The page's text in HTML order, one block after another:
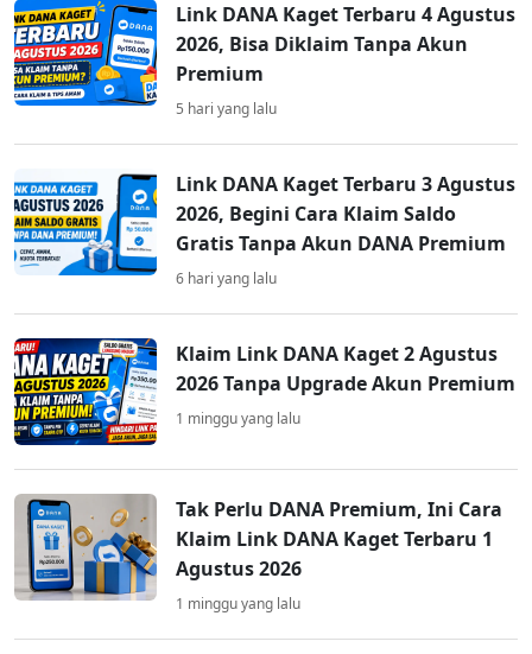
Link DANA Kaget Terbaru 4 Agustus
2026, Bisa Diklaim Tanpa Akun
Premium
5 hari yang lalu
Link DANA Kaget Terbaru 3 Agustus
2026, Begini Cara Klaim Saldo
Gratis Tanpa Akun DANA Premium
6 hari yang lalu
Klaim Link DANA Kaget 2 Agustus
2026 Tanpa Upgrade Akun Premium
1 minggu yang lalu
Tak Perlu DANA Premium, Ini Cara
Klaim Link DANA Kaget Terbaru 1
Agustus 2026
1 minggu yang lalu